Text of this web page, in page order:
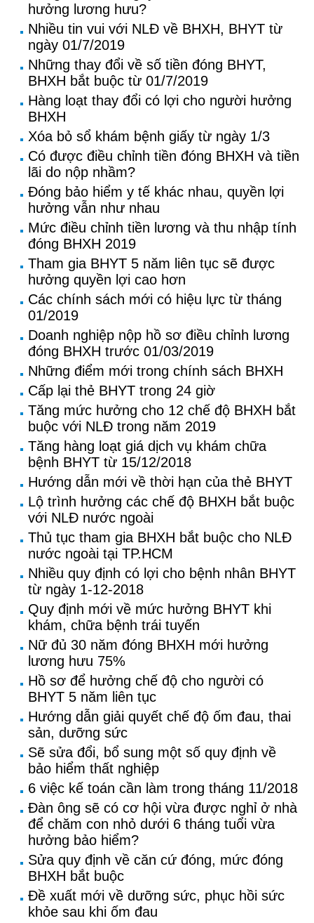
hưởng lương hưu?
Nhiều tin vui với NLĐ về BHXH, BHYT từ
ngày 01/7/2019
Những thay đổi về số tiền đóng BHYT,
BHXH bắt buộc từ 01/7/2019
Hàng loạt thay đổi có lợi cho người hưởng
BHXH
Xóa bỏ sổ khám bệnh giấy từ ngày 1/3
Có được điều chỉnh tiền đóng BHXH và tiền
lãi do nộp nhầm?
Đóng bảo hiểm y tế khác nhau, quyền lợi
hưởng vẫn như nhau
Mức điều chỉnh tiền lương và thu nhập tính
đóng BHXH 2019
Tham gia BHYT 5 năm liên tục sẽ được
hưởng quyền lợi cao hơn
Các chính sách mới có hiệu lực từ tháng
01/2019
Doanh nghiệp nộp hồ sơ điều chỉnh lương
đóng BHXH trước 01/03/2019
Những điểm mới trong chính sách BHXH
Cấp lại thẻ BHYT trong 24 giờ
Tăng mức hưởng cho 12 chế độ BHXH bắt
buộc với NLĐ trong năm 2019
Tăng hàng loạt giá dịch vụ khám chữa
bệnh BHYT từ 15/12/2018
Hướng dẫn mới về thời hạn của thẻ BHYT
Lộ trình hưởng các chế độ BHXH bắt buộc
với NLĐ nước ngoài
Thủ tục tham gia BHXH bắt buộc cho NLĐ
nước ngoài tại TP.HCM
Nhiều quy định có lợi cho bệnh nhân BHYT
từ ngày 1-12-2018
Quy định mới về mức hưởng BHYT khi
khám, chữa bệnh trái tuyến
Nữ đủ 30 năm đóng BHXH mới hưởng
lương hưu 75%
Hồ sơ để hưởng chế độ cho người có
BHYT 5 năm liên tục
Hướng dẫn giải quyết chế độ ốm đau, thai
sản, dưỡng sức
Sẽ sửa đổi, bổ sung một số quy định về
bảo hiểm thất nghiệp
6 việc kế toán cần làm trong tháng 11/2018
Đàn ông sẽ có cơ hội vừa được nghỉ ở nhà
để chăm con nhỏ dưới 6 tháng tuổi vừa
hưởng bảo hiểm?
Sửa quy định về căn cứ đóng, mức đóng
BHXH bắt buộc
Đề xuất mới về dưỡng sức, phục hồi sức
khỏe sau khi ốm đau